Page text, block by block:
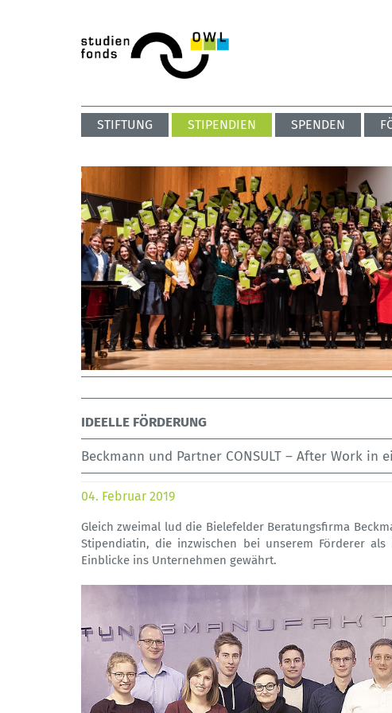
STIFTUNG STIPENDIEN SPENDEN
IDEELLE FÖRDERUNG
Beckmann und Partner CONSULT – After Work
04. Februar 2019
Gleich zweimal lud die Bielefelder Beratungsfirma
Stipendiatin, die inzwischen bei unserem Förderer
Einblicke ins Unternehmen gewährt.